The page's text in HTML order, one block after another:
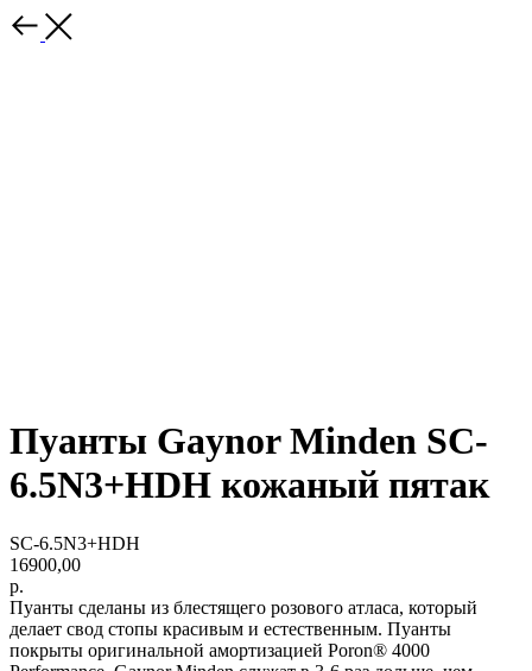
Пуанты Gaynor Minden SC-
6.5N3+HDH кожаный пятак
SC-6.5N3+HDH
16900,00
р.
Пуанты сделаны из блестящего розового атласа, который
делает свод стопы красивым и естественным. Пуанты
покрыты оригинальной амортизацией Poron® 4000